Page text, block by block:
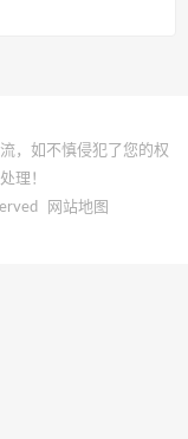
，如不慎侵犯了您的权
理！
网站地图